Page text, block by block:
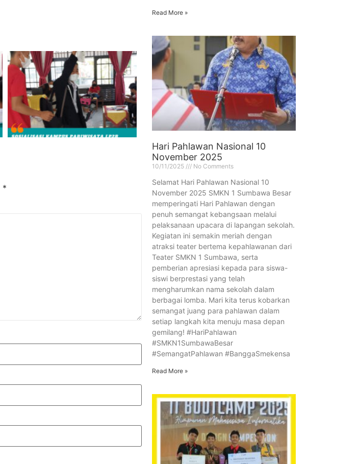
*
Read More »
Hari Pahlawan Nasional 10
November 2025
10/11/2025 No Comments
Selamat Hari Pahlawan Nasional 10
November 2025 SMKN 1 Sumbawa Besar
memperingati Hari Pahlawan dengan
penuh semangat kebangsaan melalui
pelaksanaan upacara di lapangan sekolah.
Kegiatan ini semakin meriah dengan
atraksi teater bertema kepahlawanan dari
Teater SMKN 1 Sumbawa, serta
pemberian apresiasi kepada para siswa-
siswi berprestasi yang telah
mengharumkan nama sekolah dalam
berbagai lomba. Mari kita terus kobarkan
semangat juang para pahlawan dalam
setiap langkah kita menuju masa depan
gemilang! #HariPahlawan
#SMKN1SumbawaBesar
#SemangatPahlawan #BanggaSmekensa
Read More »